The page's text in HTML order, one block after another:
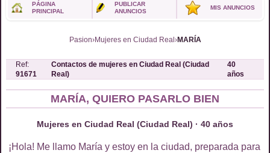
PÁGINA
PRINCIPAL
PUBLICAR
ANUNCIOS
MIS ANUNCIOS
Pasion›Mujeres en Ciudad Real ›MARÍA
Ref:
91671
Contactos demujeres en Ciudad Real (Ciudad
Real)
40
años
MARÍA, QUIERO PASARLO BIEN
Mujeres en Ciudad Real (Ciudad Real) · 40 años
¡Hola! Me llamo María y estoy en la ciudad, preparada para